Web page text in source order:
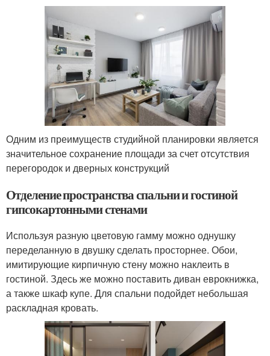
Одним из преимуществ студийной планировки является
значительное сохранение площади за счет отсутствия
перегородок и дверных конструкций
Отделение пространства спальни и гостиной
гипсокартонными стенами
Используя разную цветовую гамму можно однушку
переделанную в двушку сделать просторнее. Обои,
имитирующие кирпичную стену можно наклеить в
гостиной. Здесь же можно поставить диван еврокнижка,
а также шкаф купе. Для спальни подойдет небольшая
раскладная кровать.